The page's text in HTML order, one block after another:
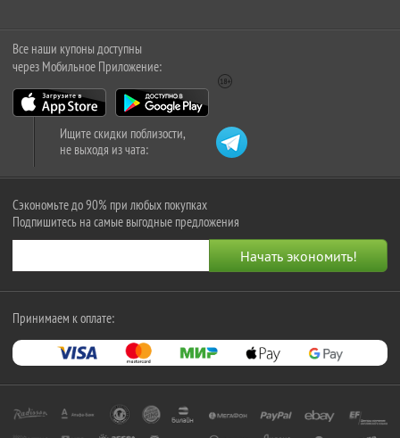
Все наши купоны доступны
через Мобильное Приложение:
Ищите скидки поблизости,
не выходя из чата:
Сэкономьте до 90% при любых покупках
Подпишитесь на самые выгодные предложения
Принимаем к оплате: